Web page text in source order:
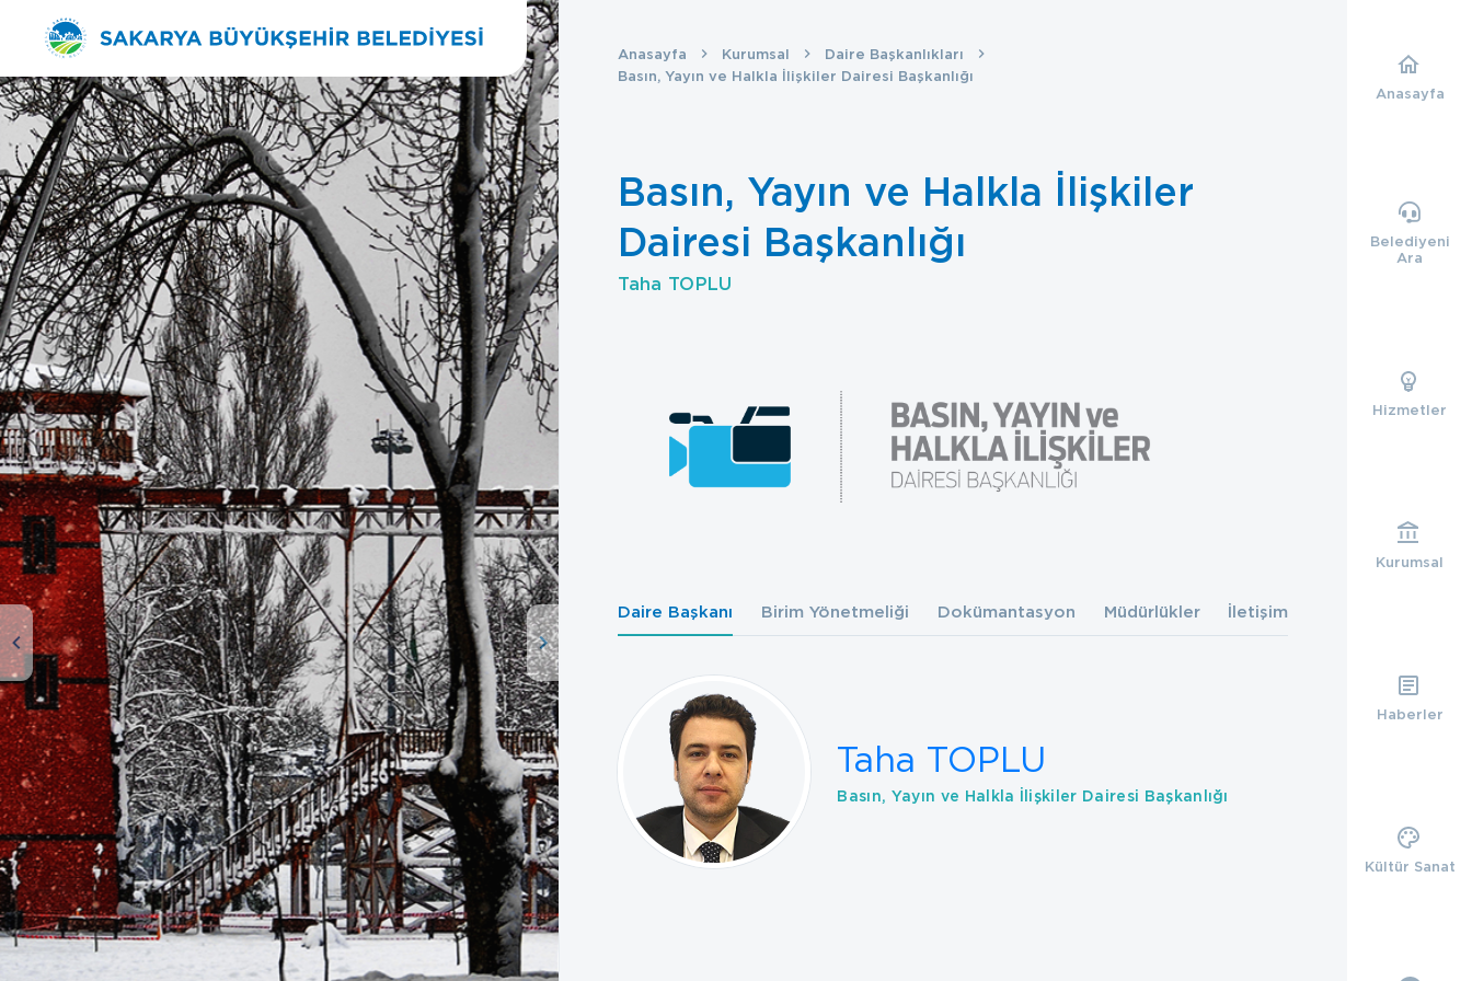
Anasayfa Kurumsal
Daire Başkanlıkları
Basın, Yayın ve Halkla İlişkiler Dairesi Başkanlığı
Basın, Yayın ve Halkla İlişkiler
Dairesi Başkanlığı
Taha TOPLU
Daire Başkanı Birim Yönetmeliği Dokümantasyon Müdürlükler İletişim
Taha TOPLU
Basın, Yayın ve Halkla İlişkiler Dairesi Başkanlığı
Anasayfa
Belediyeni
Ara
Hizmetler
Kurumsal
Haberler
Kültür Sanat